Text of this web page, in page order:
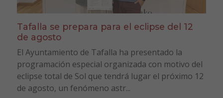
Tafalla se prepara para el eclipse del 12
de agosto
El Ayuntamiento de Tafalla ha presentado la
programación especial organizada con motivo del
eclipse total de Sol que tendrá lugar el próximo 12
de agosto, un fenómeno astr...